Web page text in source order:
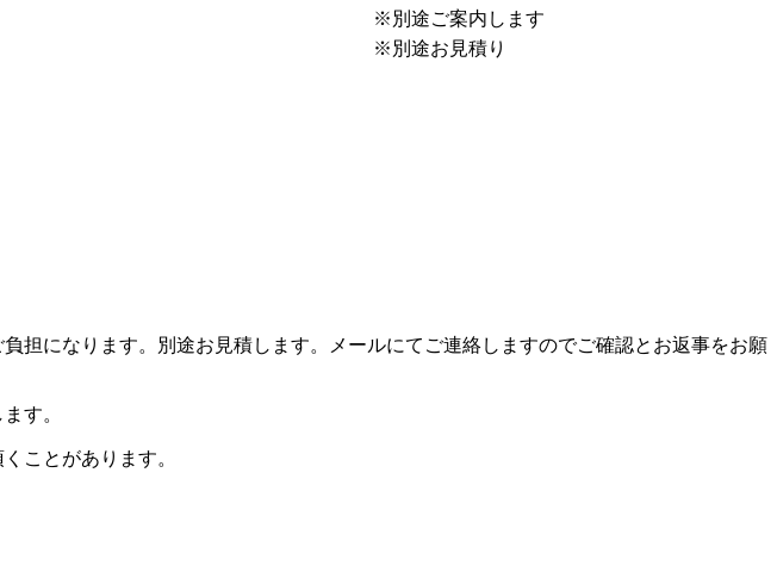
※別途ご案内します
※別途お見積り
になります。別途お見積します。メールにてご連絡しますのでご確認とお返事をお願
す。
ことがあります。